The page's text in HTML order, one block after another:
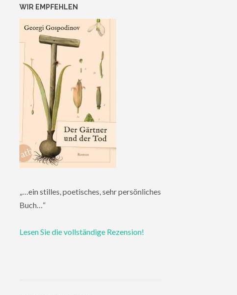
WIR EMPFEHLEN
„…ein stilles, poetisches, sehr persönliches
Buch…“
Lesen Sie die vollständige Rezension!